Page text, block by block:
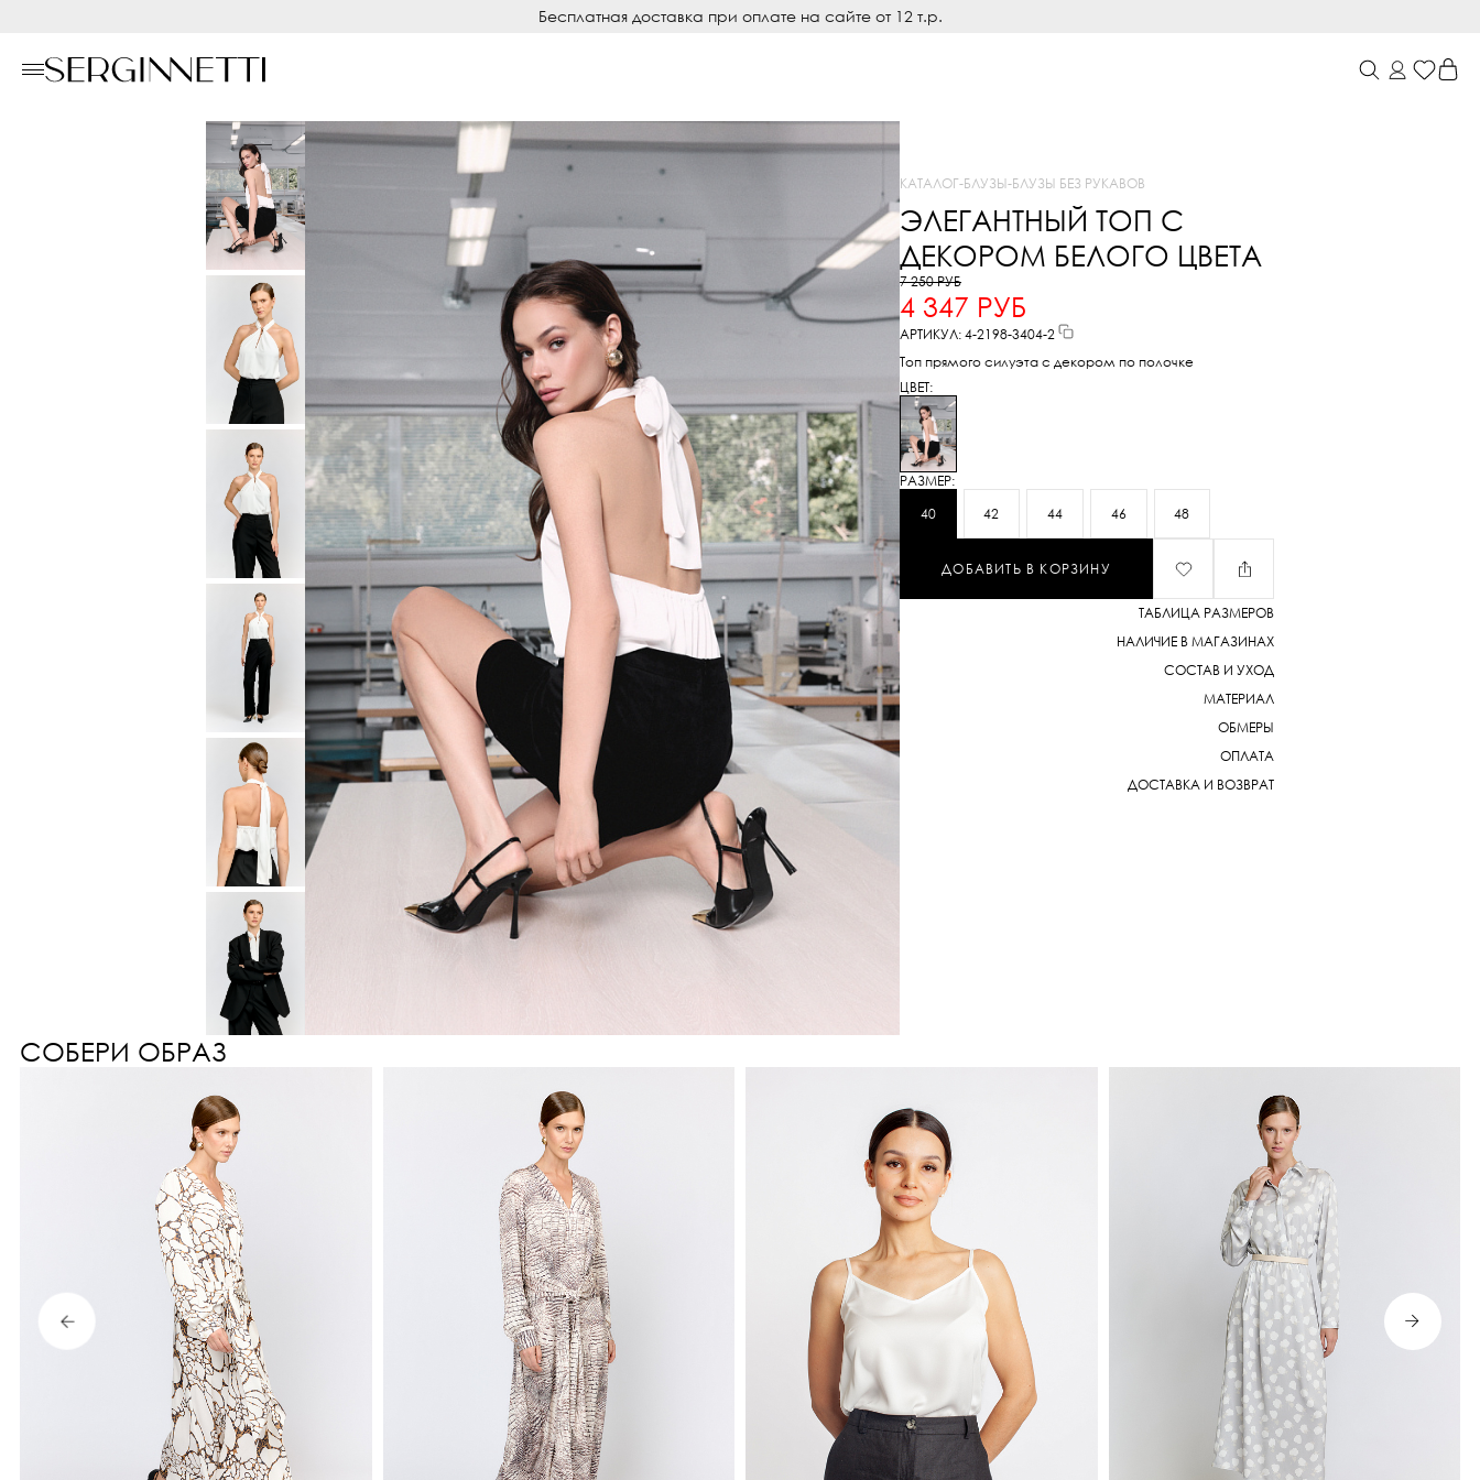
Бесплатная доставка при оплате на сайте от 12 т.р.
КАТАЛОГ-БЛУЗЫ-БЛУЗЫ БЕЗ РУКАВОВ
ЭЛЕГАНТНЫЙ ТОП С
ДЕКОРОМ БЕЛОГО ЦВЕТА
7 250 РУБ
4 347 РУБ
АРТИКУЛ: 4-2198-3404-2
Топ прямого силуэта с декором по полочке
ЦВЕТ:
РАЗМЕР:
40
42 44 46 48
ДОБАВИТЬ В КОРЗИНУ
ТАБЛИЦА РАЗМЕРОВ
НАЛИЧИЕ В МАГАЗИНАХ
СОСТАВ И УХОД
МАТЕРИАЛ
ОБМЕРЫ
ОПЛАТА
ДОСТАВКА И ВОЗВРАТ
СОБЕРИ ОБРАЗ